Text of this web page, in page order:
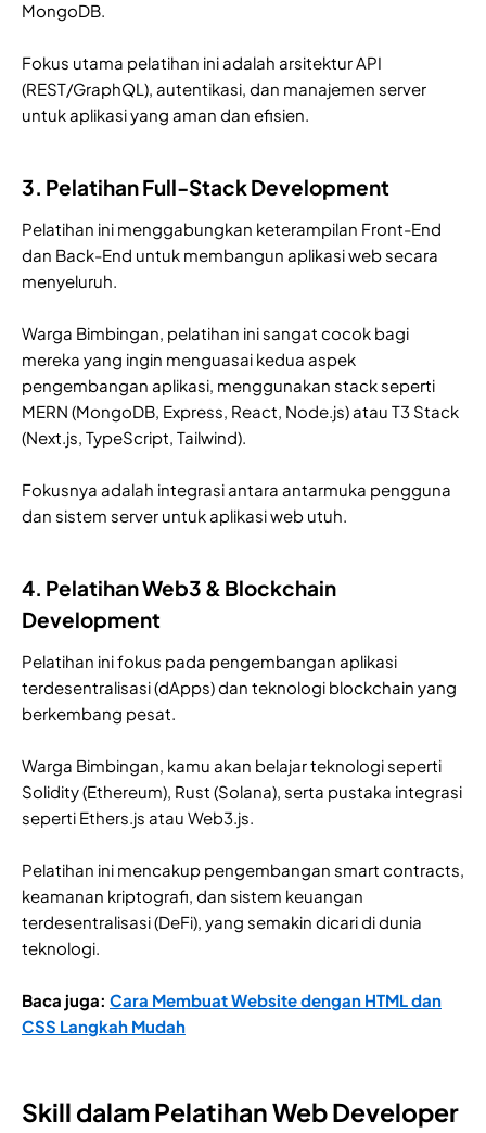
MongoDB.
Fokus utama pelatihan ini adalah arsitektur API
(REST/GraphQL), autentikasi, dan manajemen server
untuk aplikasi yang aman dan efisien.
3. Pelatihan Full-Stack Development
Pelatihan ini menggabungkan keterampilan Front-End
dan Back-End untuk membangun aplikasi web secara
menyeluruh.
Warga Bimbingan, pelatihan ini sangat cocok bagi
mereka yang ingin menguasai kedua aspek
pengembangan aplikasi, menggunakan stack seperti
MERN (MongoDB, Express, React, Node.js) atau T3 Stack
(Next.js, TypeScript, Tailwind).
Fokusnya adalah integrasi antara antarmuka pengguna
dan sistem server untuk aplikasi web utuh.
4. Pelatihan Web3 & Blockchain
Development
Pelatihan ini fokus pada pengembangan aplikasi
terdesentralisasi (dApps) dan teknologi blockchain yang
berkembang pesat.
Warga Bimbingan, kamu akan belajar teknologi seperti
Solidity (Ethereum), Rust (Solana), serta pustaka integrasi
seperti Ethers.js atau Web3.js.
Pelatihan ini mencakup pengembangan smart contracts,
keamanan kriptografi, dan sistem keuangan
terdesentralisasi (DeFi), yang semakin dicari di dunia
teknologi.
Baca juga: Cara Membuat Website dengan HTML dan
CSS Langkah Mudah
Skill dalam Pelatihan Web Developer